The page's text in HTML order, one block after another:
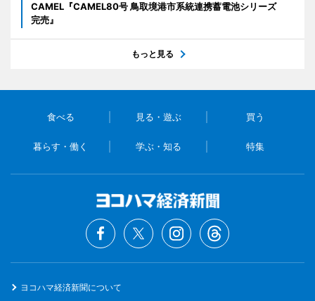
CAMEL『CAMEL80号 鳥取境港市系統連携蓄電池シリーズ
完売』
もっと見る
食べる 見る・遊ぶ 買う
暮らす・働く 学ぶ・知る 特集
ヨコハマ経済新聞について